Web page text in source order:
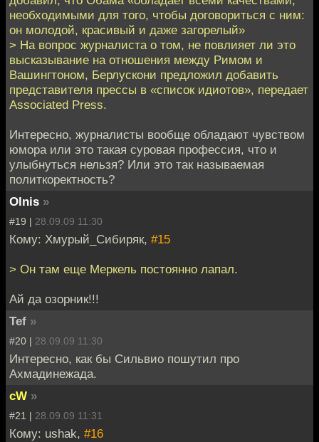
необходимыми для того, чтобы договориться с ним:
он молодой, красивый и даже загорелый»
> На вопрос журналиста о том, не повлияет ли это
высказывание на отношения между Римом и
Вашингтоном, Берлускони предложил добавить
представителя прессы в «список идиотов», передает
Associated Press.
Интересно, журналисты вообще обладают чувством
юмора или это такая суровая профессия, что и
улыбнуться нельзя? Или это так называемая
политкоректность?
Olnis »
#19 | 28.09.09 11:30
Кому: Хмурый_Сибиряк, #15
> Он там еще Меркель постоянно лапал.
Ай да озорник!!!
Tef »
#20 | 28.09.09 11:30
Интересно, как бы Сильвио пошутил про
Ахмадинежада.
cW »
#21 | 28.09.09 11:31
Кому: ushak, #16